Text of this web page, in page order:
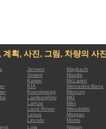
계획, 사진, 그림, 차량의 사
Jensen
Maybach
Jowett
Mazda
Kaiser
McLaren
KIA
Mercedes-Benz
Koenigsegg
Mercury
Lamborghini
MG
Lancia
Mini
Land Rover
Mitsubishi
Lexus
Morgan
Lincoln
Morris
Lola
Nissan